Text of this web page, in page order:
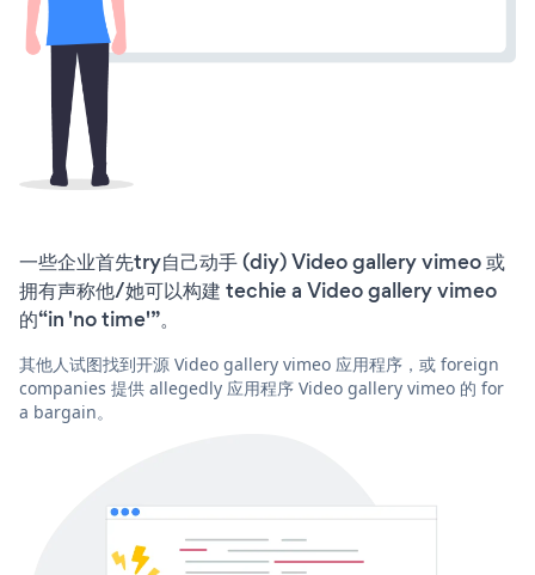
一些企业首先try自己动手 (diy) Video gallery vimeo 或
拥有声称他/她可以构建 techie a Video gallery vimeo
的“in 'no time'”。
其他人试图找到开源 Video gallery vimeo 应用程序，或 foreign
companies 提供 allegedly 应用程序 Video gallery vimeo 的 for
a bargain。